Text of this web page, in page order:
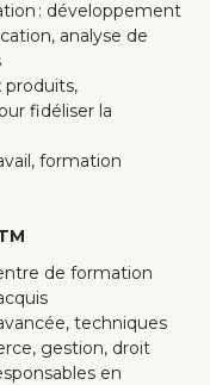
: développement
analyse de
produits,
fidéliser la
formation
de formation
techniques
gestion, droit
en